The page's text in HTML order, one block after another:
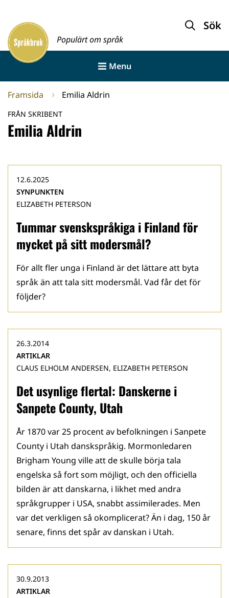
innehållet
Framsida
Populärt om språk
Sök
Menu
Framsida Emilia Aldrin
FRÅN SKRIBENT
Emilia Aldrin
Tummar svenskspråkiga i Finland för
mycket på sitt modersmål?
12.6.2025
SYNPUNKTEN
ELIZABETH PETERSON
För allt fler unga i Finland är det lättare att byta
språk än att tala sitt modersmål. Vad får det för
följder?
Det usynlige flertal: Danskerne i
Sanpete County, Utah
26.3.2014
ARTIKLAR
CLAUS ELHOLM ANDERSEN, ELIZABETH PETERSON
År 1870 var 25 procent av befolkningen i Sanpete
County i Utah danskspråkig. Mormonledaren
Brigham Young ville att de skulle börja tala
engelska så fort som möjligt, och den officiella
bilden är att danskarna, i likhet med andra
språkgrupper i USA, snabbt assimilerades. Men
var det verkligen så okomplicerat? Än i dag, 150 år
senare, finns det spår av danskan i Utah.
30.9.2013
ARTIKLAR